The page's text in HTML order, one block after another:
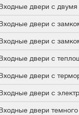
двери с двумя
двери с
двери с
двери с
двери с
двери с
двери темного